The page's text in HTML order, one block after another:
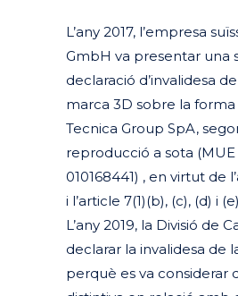
L’any 2017, l’empresa
GmbH va presentar una
declaració d’invalidesa
marca 3D sobre la
Tecnica Group SpA,
reproducció a sota
010168441) , en virtut de
i l’article 7(1)(b), (c), (d) i
L’any 2019, la Divisió de
declarar la invalidesa de
perquè es va considerar